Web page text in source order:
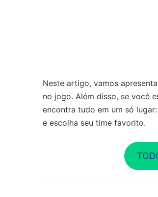
Neste artigo, vamos
no jogo. Além disso, se você
encontra tudo em um só
e escolha seu time favorito.